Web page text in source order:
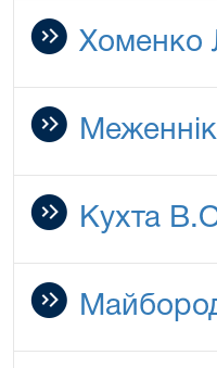
Хоменко
Кухта